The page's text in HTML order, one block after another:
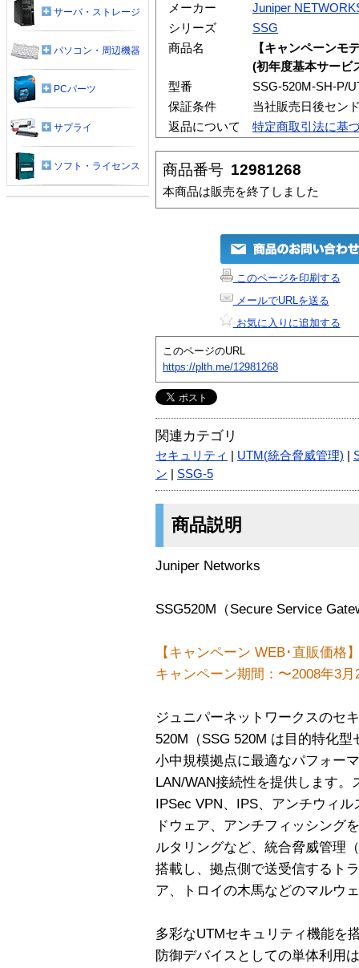
メーカー
Juniper
シリーズ
SSG
商品名
【キャンペーンモ
(初年度基本サービ
型番
SSG-520M-SH-P/
保証条件
当社販売日後セン
返品について
特定商取引法に基
商品番号 12981268
本商品は販売を終了しました
このページを印刷する
メールでURLを送る
お気に入りに追加する
このページのURL
https://plth.me/12981268
関連カテゴリ
セキュリティ UTM(統合脅威管理)
ン
SSG-5
商品説明
Juniper Networks
SSG520M（Secure Service
【キャンペーン WEB･直販価
キャンペーン期間：〜2008年3
ジュニパーネットワークスのセ
520M（SSG 520M は目的特化
小中規模拠点に最適なパフォー
LAN/WAN接続性を提供します
IPSec VPN、IPS、アンチウィ
ドウェア、アンチフィッシング
ルタリングなど、統合脅威管理
搭載し、拠点側で送受信するト
ア、トロイの木馬などのマルウ
多彩なUTMセキュリティ機能を
防御デバイスとしての単体利用
サーバ・ストレージ
パソコン・周辺機器
PCパーツ
サプライ
ソフト・ライセンス